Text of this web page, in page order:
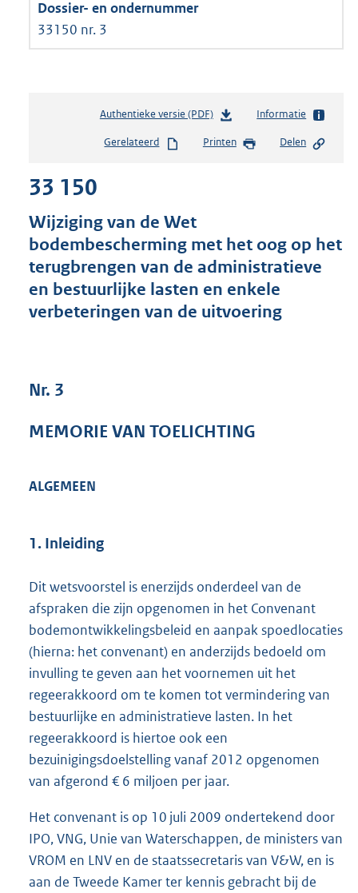
33150 nr. 3
Authentieke versie (PDF)b
s
g
r
o
t
Informatie
Gerelateerd Printen Delen
33 150
Wijziging van de Wet
bodembescherming met het oog op het
terugbrengen van de administratieve
en bestuurlijke lasten en enkele
verbeteringen van de uitvoering
Nr. 3
MEMORIE VAN TOELICHTING
ALGEMEEN
1. Inleiding
Dit wetsvoorstel is enerzijds onderdeel van de
afspraken die zijn opgenomen in het Convenant
bodemontwikkelingsbeleid en aanpak spoedlocaties
(hierna: het convenant) en anderzijds bedoeld om
invulling te geven aan het voornemen uit het
regeerakkoord om te komen tot vermindering van
bestuurlijke en administratieve lasten. In het
regeerakkoord is hiertoe ook een
bezuinigingsdoelstelling vanaf 2012 opgenomen
van afgerond € 6 miljoen per jaar.
Het convenant is op 10 juli 2009 ondertekend door
IPO, VNG, Unie van Waterschappen, de ministers van
VROM en LNV en de staatssecretaris van V&W, en is
aan de Tweede Kamer ter kennis gebracht bij de